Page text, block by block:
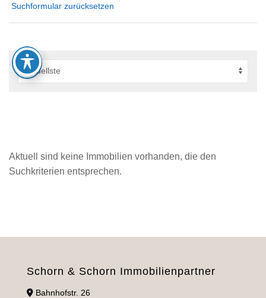
Suchformular zurücksetzen
Aktuell sind keine Immobilien vorhanden, die den
Suchkriterien entsprechen.
Schorn & Schorn Immobilienpartner
Bahnhofstr. 26